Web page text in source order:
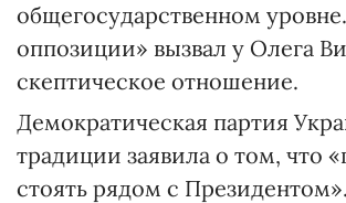
общегосударственном
оппозиции» вызвал у Олега
скептическое отношение.
Демократическая партия
традиции заявила о том, что
стоять рядом с